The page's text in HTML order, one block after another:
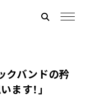
バンドの矜
ます！」